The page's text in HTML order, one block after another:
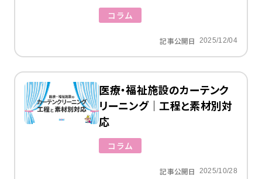
コラム
記事公開日 2025/12/04
医療・福祉施設のカーテンク
リーニング｜工程と素材別対
応
コラム
記事公開日 2025/10/28